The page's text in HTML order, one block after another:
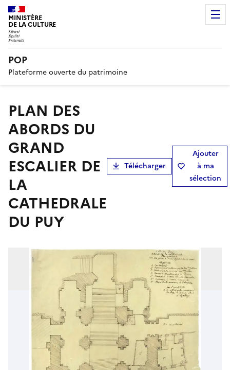
MINISTÈRE
DE LA CULTURE
POP
Plateforme ouverte du patrimoine
PLAN DES
ABORDS DU
GRAND
ESCALIER DE
LA
CATHEDRALE
DU PUY
Télécharger
Ajouter
à ma
sélection